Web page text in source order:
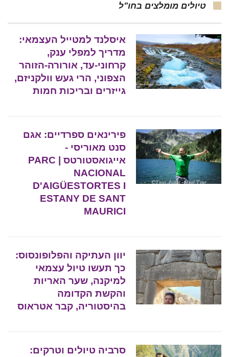
טיולים מומלצים בחו"ל
איסלנד למטייל העצמאי:
מדריך למפלי ענק,
קרחוני-עד, אורורה-הזוהר
הצפוני, הרי געש וולקניזם,
גייזרים ובריכות חמות
פירינאים ספרדיים: אגם
סנט מאוריסי -
אייגואסטורטס | PARC
NACIONAL
D'AIGÜESTORTES I
ESTANY DE SANT
MAURICI
יוון העתיקה והפלופונסוס:
כך תעשו טיול עצמאי
למיקנה, שער האריות
והקשת הקדומה
בהיסטוריה, קבר אטראוס
סרביה טיולים וטרקים: